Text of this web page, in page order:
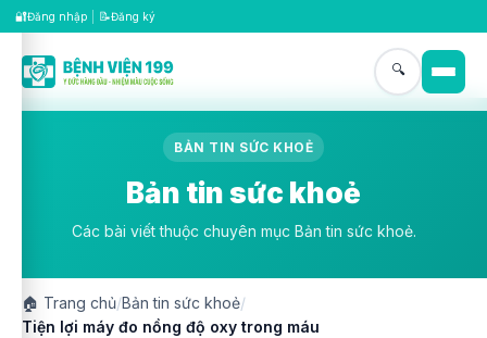
🔐Đăng nhập 📝Đăng ký
🔍
BẢN TIN SỨC KHOẺ
Bản tin sức khoẻ
Các bài viết thuộc chuyên mục Bản tin sức khoẻ.
🏠 Trang chủ/Bản tin sức khoẻ/
Tiện lợi máy đo nồng độ oxy trong máu